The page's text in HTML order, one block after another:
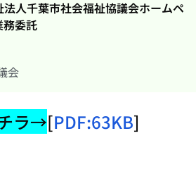
法人千葉市社会福祉協議会ホームペ
務委託
会
ラ→[PDF:63KB]